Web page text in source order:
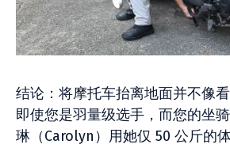
结论：将摩托车抬离地面并不像
即使您是羽量级选手，而您的坐
琳（Carolyn）用她仅 50 公斤的